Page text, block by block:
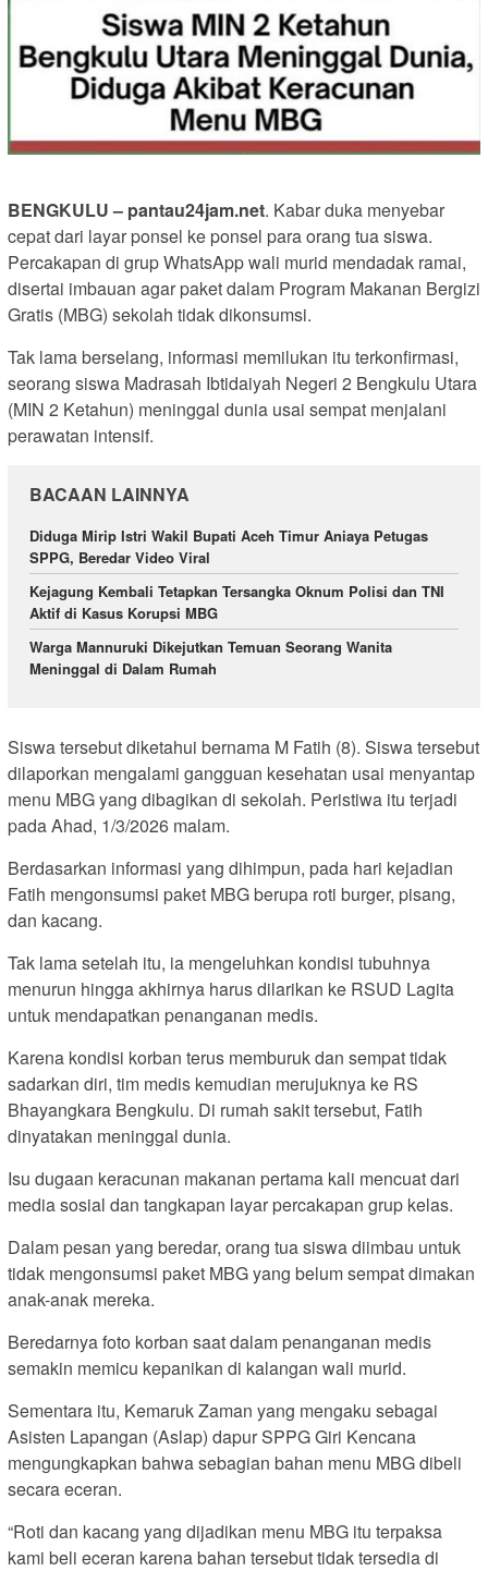
BENGKULU – pantau24jam.net. Kabar duka menyebar
cepat dari layar ponsel ke ponsel para orang tua siswa.
Percakapan di grup WhatsApp wali murid mendadak ramai,
disertai imbauan agar paket dalam Program Makanan Bergizi
Gratis (MBG) sekolah tidak dikonsumsi.
Tak lama berselang, informasi memilukan itu terkonfirmasi,
seorang siswa Madrasah Ibtidaiyah Negeri 2 Bengkulu Utara
(MIN 2 Ketahun) meninggal dunia usai sempat menjalani
perawatan intensif.
BACAAN LAINNYA
Diduga Mirip Istri Wakil Bupati Aceh Timur Aniaya Petugas
SPPG, Beredar Video Viral
Kejagung Kembali Tetapkan Tersangka Oknum Polisi dan TNI
Aktif di Kasus Korupsi MBG
Warga Mannuruki Dikejutkan Temuan Seorang Wanita
Meninggal di Dalam Rumah
Siswa tersebut diketahui bernama M Fatih (8). Siswa tersebut
dilaporkan mengalami gangguan kesehatan usai menyantap
menu MBG yang dibagikan di sekolah. Peristiwa itu terjadi
pada Ahad, 1/3/2026 malam.
Berdasarkan informasi yang dihimpun, pada hari kejadian
Fatih mengonsumsi paket MBG berupa roti burger, pisang,
dan kacang.
Tak lama setelah itu, ia mengeluhkan kondisi tubuhnya
menurun hingga akhirnya harus dilarikan ke RSUD Lagita
untuk mendapatkan penanganan medis.
Karena kondisi korban terus memburuk dan sempat tidak
sadarkan diri, tim medis kemudian merujuknya ke RS
Bhayangkara Bengkulu. Di rumah sakit tersebut, Fatih
dinyatakan meninggal dunia.
Isu dugaan keracunan makanan pertama kali mencuat dari
media sosial dan tangkapan layar percakapan grup kelas.
Dalam pesan yang beredar, orang tua siswa diimbau untuk
tidak mengonsumsi paket MBG yang belum sempat dimakan
anak-anak mereka.
Beredarnya foto korban saat dalam penanganan medis
semakin memicu kepanikan di kalangan wali murid.
Sementara itu, Kemaruk Zaman yang mengaku sebagai
Asisten Lapangan (Aslap) dapur SPPG Giri Kencana
mengungkapkan bahwa sebagian bahan menu MBG dibeli
secara eceran.
“Roti dan kacang yang dijadikan menu MBG itu terpaksa
kami beli eceran karena bahan tersebut tidak tersedia di